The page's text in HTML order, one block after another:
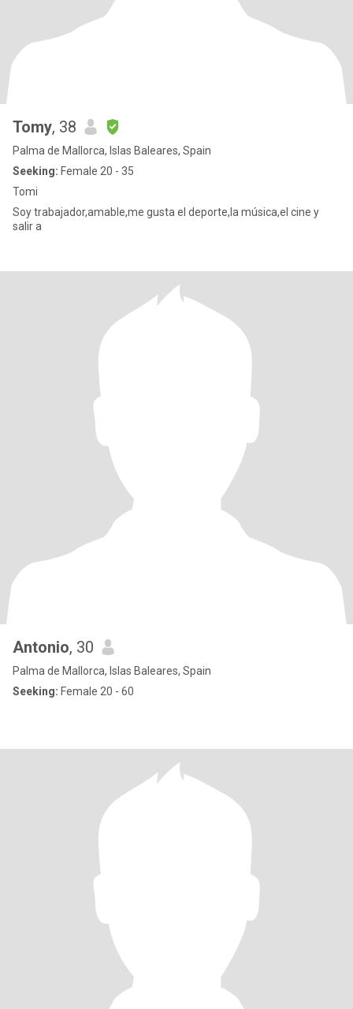
Tomy, 38
Palma de Mallorca, Islas Baleares, Spain
Seeking: Female 20 - 35
Tomi
Soy trabajador,amable,me gusta el deporte,la música,el cine y
salir a
Antonio, 30
Palma de Mallorca, Islas Baleares, Spain
Seeking: Female 20 - 60